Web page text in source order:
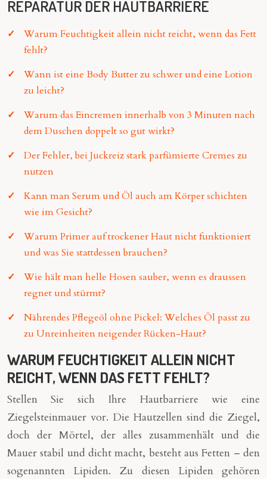
REPARATUR DER HAUTBARRIERE
Warum Feuchtigkeit allein nicht reicht, wenn das Fett
fehlt?
Wann ist eine Body Butter zu schwer und eine Lotion
zu leicht?
Warum das Eincremen innerhalb von 3 Minuten nach
dem Duschen doppelt so gut wirkt?
Der Fehler, bei Juckreiz stark parfümierte Cremes zu
nutzen
Kann man Serum und Öl auch am Körper schichten
wie im Gesicht?
Warum Primer auf trockener Haut nicht funktioniert
und was Sie stattdessen brauchen?
Wie hält man helle Hosen sauber, wenn es draussen
regnet und stürmt?
Nährendes Pflegeöl ohne Pickel: Welches Öl passt zu
zu Unreinheiten neigender Rücken-Haut?
WARUM FEUCHTIGKEIT ALLEIN NICHT
REICHT, WENN DAS FETT FEHLT?
Stellen Sie sich Ihre Hautbarriere wie eine
Ziegelsteinmauer vor. Die Hautzellen sind die Ziegel,
doch der Mörtel, der alles zusammenhält und die
Mauer stabil und dicht macht, besteht aus Fetten – den
sogenannten Lipiden. Zu diesen Lipiden gehören